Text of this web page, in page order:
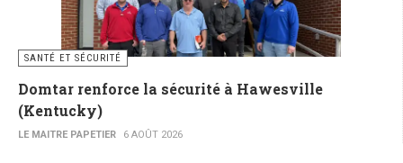
SANTÉ ET SÉCURITÉ
Domtar renforce la sécurité à Hawesville
(Kentucky)
LE MAITRE PAPETIER 6 AOÛT 2026